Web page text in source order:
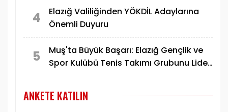
4
Elazığ Valiliğinden YÖKDİL Adaylarına
Önemli Duyuru
5
Muş'ta Büyük Başarı: Elazığ Gençlik ve
Spor Kulübü Tenis Takımı Grubunu Lider
ANKETE KATILIN